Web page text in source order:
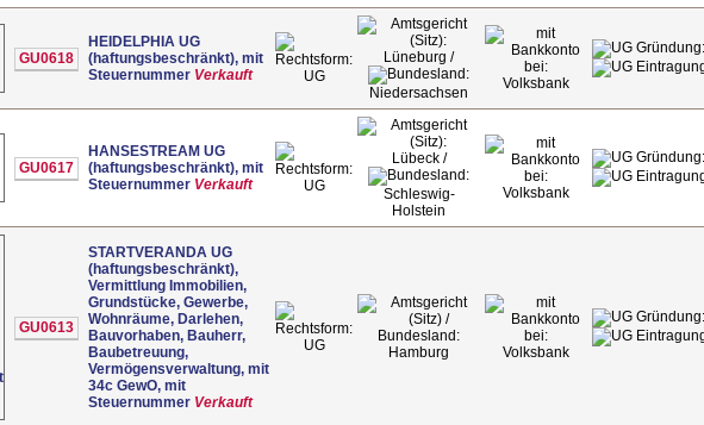
GU0618
HEIDELPHIA UG
(haftungsbeschränkt), mit
Steuernummer Verkauft UG
Lüneburg /
Niedersachsen
Volksbank
GU0617
HANSESTREAM UG
(haftungsbeschränkt), mit
Steuernummer Verkauft UG
Lübeck /
Schleswig-
Holstein
Volksbank
GU0613
STARTVERANDA UG
(haftungsbeschränkt),
Vermittlung Immobilien,
Grundstücke, Gewerbe,
Wohnräume, Darlehen,
Bauvorhaben, Bauherr,
Baubetreuung,
Vermögensverwaltung, mit
34c GewO, mit
Steuernummer Verkauft
UG Hamburg Volksbank